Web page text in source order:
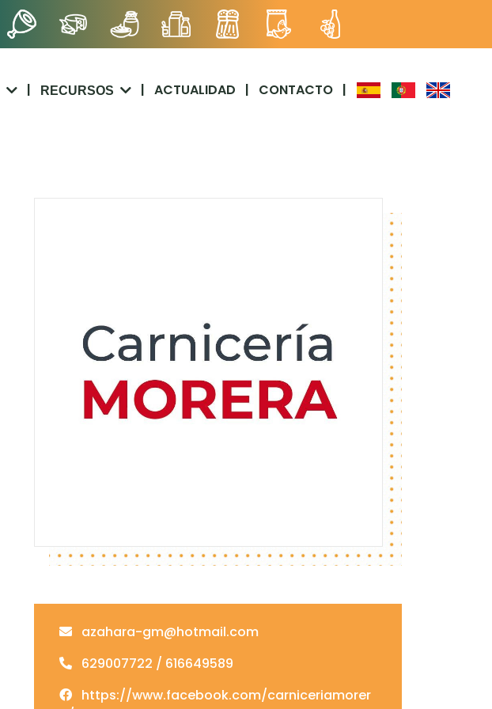
| RECURSOS | ACTUALIDAD | CONTACTO |
azahara-gm@hotmail.com
629007722 / 616649589
https://www.facebook.com/carniceriamorer